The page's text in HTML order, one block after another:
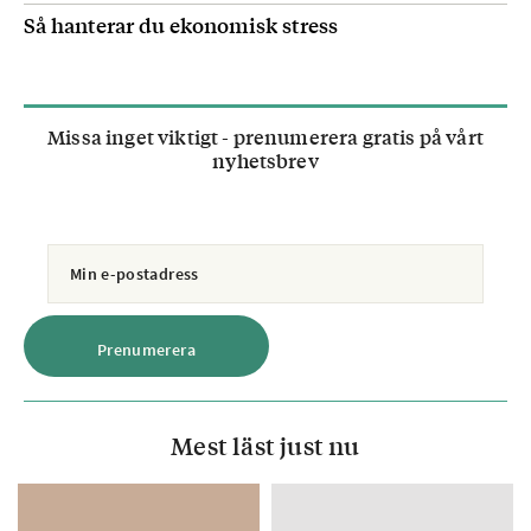
att läsa, bland annat information om nya
Riksförbundet HjärtLung.
Läs mer på apnesverige.se
Så hanterar du ekonomisk stress
Missa inget viktigt - prenumerera gratis på vårt
nyhetsbrev
Mest läst just nu